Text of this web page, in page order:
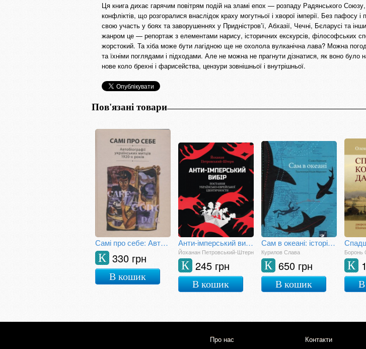
Ця книга дихає гарячим повітрям подій на зламі епох — розпаду Радянського
конфліктів, що розгоралися внаслідок краху могутньої і хворої імперії. Без пафосу
свою участь у боях та заворушеннях у Придністров’ї, Абхазії, Чечні, Бєларусі та
жанром це — репортаж з елементами нарису, історичних екскурсів, філософських
жорстокий. Та хіба може бути лагідною ще не охолола вулканічна лава? Можна
та їхніми поглядами і підходами. Але не можна не прагнути дізнатися, як воно було
нове коло брехні і фарисейства, цензури зовнішньої і внутрішньої.
Пов'язані товари
Самі про себе: Автобіографії українських митців 1920-х
330 грн
К
В кошик
Анти-імперський вибір. Постання українсько-єврейської ідентичности
Йоханан Петровський-Штерн
245 грн
К
В кошик
Сам в океані: історія втечі
Курилов Слава
650 грн
К
В кошик
Боронь
К
В
Про нас Контакти